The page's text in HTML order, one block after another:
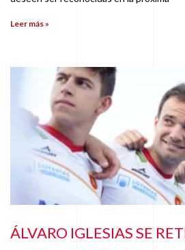
Leer más »
ÁLVARO IGLESIAS SE